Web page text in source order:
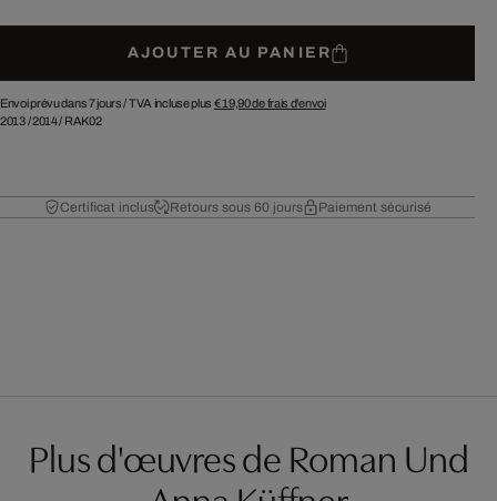
AJOUTER AU PANIER
Envoi prévu dans 7 jours /TVA incluse plus € 19,90de frais d'envoi
2013/2014/ RAK02
Certificat inclus Retours sous 60 jours Paiement sécurisé
Plus d'œuvres de Roman Und